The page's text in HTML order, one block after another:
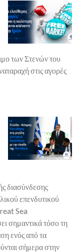
των Στενών του
στις αγορές
διασύνδεσης
επενδυτικού
Sea
σημαντικά τόσο τη
ενός από τα
σήμερα στην